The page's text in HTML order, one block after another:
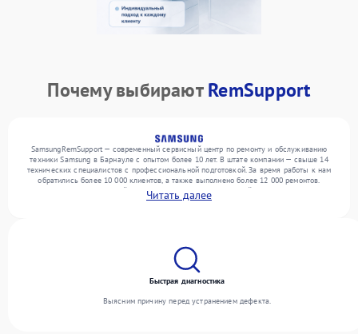
Почему выбираютRemSupport
SamsungRemSupport — современный сервисный центр по ремонту и обслуживанию
техники Samsung в Барнауле с опытом более 10 лет. В штате компании — свыше 14
технических специалистов с профессиональной подготовкой. За время работы к нам
обратились более 10 000 клиентов, а также выполнено более 12 000 ремонтов.
Ежемесячно в сервисный центр поступает более 300 устройств, включая , , . Мы
устраняем поломки любой сложности и предлагаем стабильный уровень сервиса
Читать далее
Быстрая диагностика
Выясним причину перед устранением дефекта.